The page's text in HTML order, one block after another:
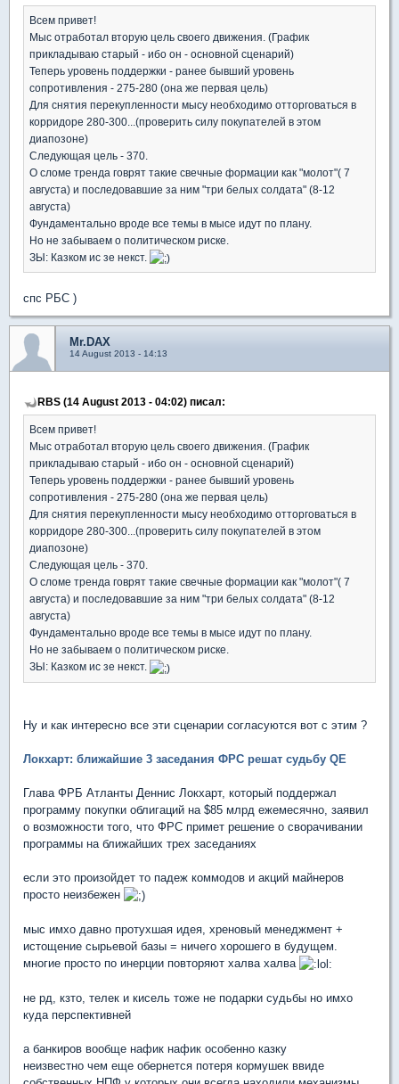
Всем привет!
Мыс отработал вторую цель своего движения. (График
прикладываю старый - ибо он - основной сценарий)
Теперь уровень поддержки - ранее бывший уровень
сопротивления - 275-280 (она же первая цель)
Для снятия перекупленности мысу необходимо отторговаться в
корридоре 280-300...(проверить силу покупателей в этом
диапозоне)
Следующая цель - 370.
О сломе тренда говрят такие свечные формации как "молот"( 7
августа) и последовавшие за ним "три белых солдата" (8-12
августа)
Фундаментально вроде все темы в мысе идут по плану.
Но не забываем о политическом риске.
ЗЫ: Казком ис зе некст.
спс РБС )
Mr.DAX
14 August 2013 - 14:13
RBS (14 August 2013 - 04:02) писал:
Всем привет!
Мыс отработал вторую цель своего движения. (График
прикладываю старый - ибо он - основной сценарий)
Теперь уровень поддержки - ранее бывший уровень
сопротивления - 275-280 (она же первая цель)
Для снятия перекупленности мысу необходимо отторговаться в
корридоре 280-300...(проверить силу покупателей в этом
диапозоне)
Следующая цель - 370.
О сломе тренда говрят такие свечные формации как "молот"( 7
августа) и последовавшие за ним "три белых солдата" (8-12
августа)
Фундаментально вроде все темы в мысе идут по плану.
Но не забываем о политическом риске.
ЗЫ: Казком ис зе некст.
Ну и как интересно все эти сценарии согласуются вот с этим ?
Локхарт: ближайшие 3 заседания ФРС решат судьбу QE
Глава ФРБ Атланты Деннис Локхарт, который поддержал
программу покупки облигаций на $85 млрд ежемесячно, заявил
о возможности того, что ФРС примет решение о сворачивании
программы на ближайших трех заседаниях
если это произойдет то падеж коммодов и акций майнеров
просто неизбежен
мыс имхо давно протухшая идея, хреновый менеджмент +
истощение сырьевой базы = ничего хорошего в будущем.
многие просто по инерции повторяют халва халва
не рд, кзто, телек и кисель тоже не подарки судьбы но имхо
куда перспективней
а банкиров вообще нафик нафик особенно казку
неизвестно чем еще обернется потеря кормушек ввиде